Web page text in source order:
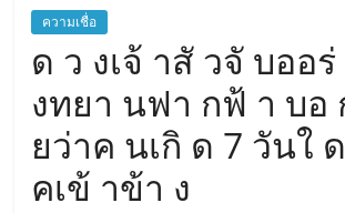
ความเชื่อ
ด ว งเจ้ าสั วจั บออ
งทยา นฟา กฟ้ า บอ
ยว่าค นเกิ ด 7 วันใ
คเข้ าข้า ง